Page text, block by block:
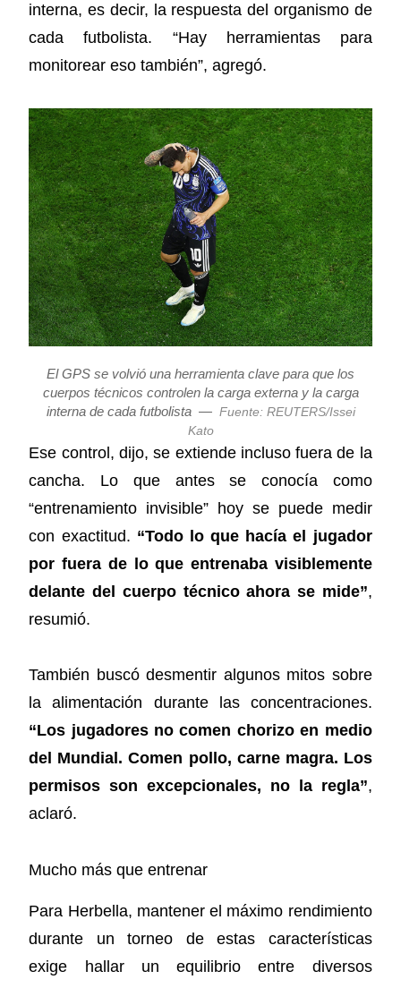
interna, es decir, la respuesta del organismo de
cada futbolista. “Hay herramientas para
monitorear eso también”, agregó.
El GPS se volvió una herramienta clave para que los
cuerpos técnicos controlen la carga externa y la carga
interna de cada futbolista — Fuente: REUTERS/Issei
Kato
Ese control, dijo, se extiende incluso fuera de la
cancha. Lo que antes se conocía como
“entrenamiento invisible” hoy se puede medir
con exactitud. “Todo lo que hacía el jugador
por fuera de lo que entrenaba visiblemente
delante del cuerpo técnico ahora se mide”,
resumió.
También buscó desmentir algunos mitos sobre
la alimentación durante las concentraciones.
“Los jugadores no comen chorizo en medio
del Mundial. Comen pollo, carne magra. Los
permisos son excepcionales, no la regla”,
aclaró.
Mucho más que entrenar
Para Herbella, mantener el máximo rendimiento
durante un torneo de estas características
exige hallar un equilibrio entre diversos